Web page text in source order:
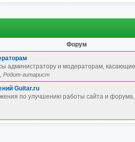
Форум
администратору и модераторам,
, Робот-гитарист
Guitar.ru
по улучшению работы сайта и